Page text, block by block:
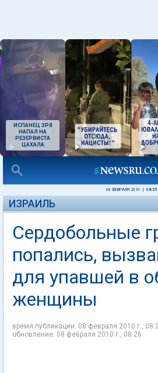
ИСПАНЕЦ ЗРЯ
НАПАЛ НА
РЕЗЕРВИСТА
ЦАХАЛА
08 ФЕВРАЛЯ 2010 08:55
ИЗРАИЛЬ
Сердобольные
попались,
для упавшей в
женщины
время публикации: 08 февраля 2010 г.,
обновление: 08 февраля 2010 г., 08:26